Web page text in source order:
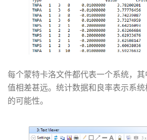
每个蒙特卡洛文件都代表一个系统，
值相差甚远。统计数据和良率表示系
的可能性。